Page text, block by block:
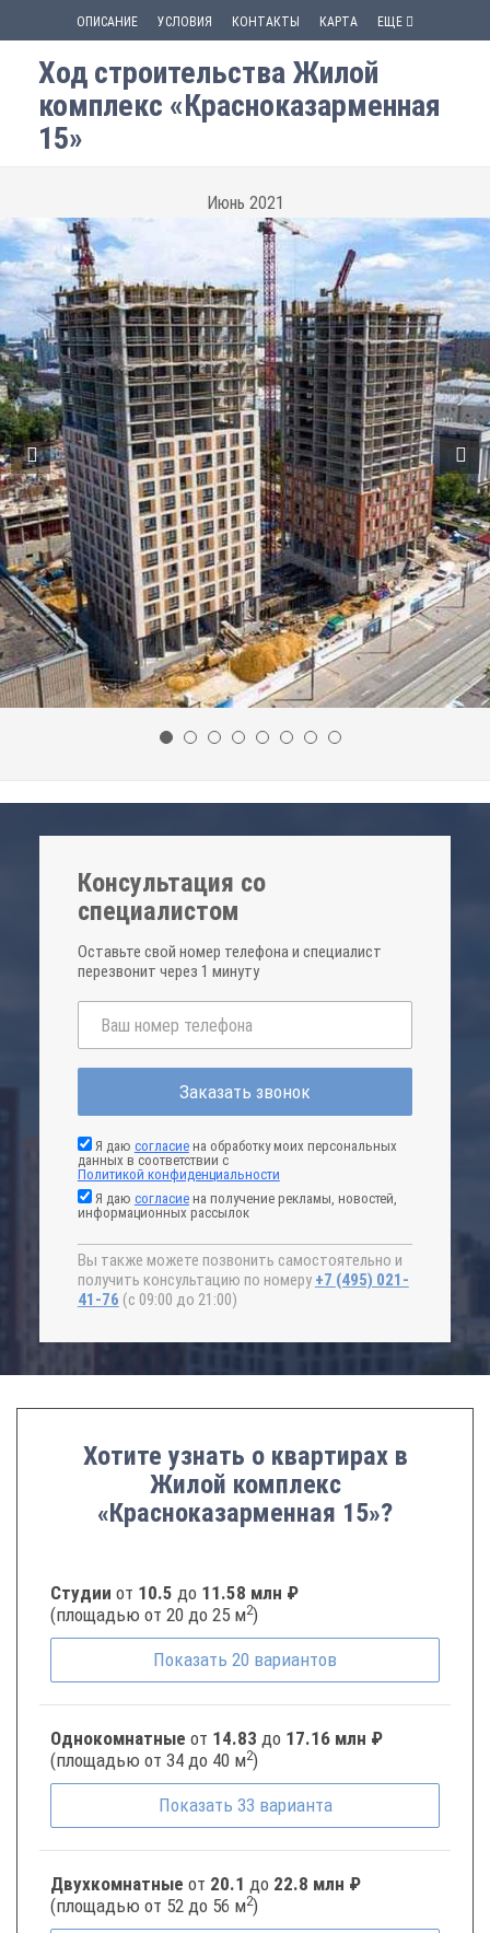
ОПИСАНИЕ УСЛОВИЯ КОНТАКТЫ КАРТА ЕЩЕ
Ход строительства Жилой
комплекс «Красноказарменная
15»
Июнь 2021
Консультация со
специалистом
Оставьте свой номер телефона и специалист
перезвонит через 1 минуту
Заказать звонок
Я даю согласиена обработку моих персональных
данных в соответствии с
Политикой конфиденциальности
Я даю согласиена получение рекламы, новостей,
информационных рассылок
Вы также можете позвонить самостоятельно и
получить консультацию по номеру +7 (495) 021-
41-76 (с 09:00 до 21:00)
Хотите узнать о квартирах в
Жилой комплекс
«Красноказарменная 15»?
Студии от 10.5 до 11.58 млн ₽
(площадью от 20 до 25 м2)
Показать 20 вариантов
Однокомнатные от 14.83 до 17.16 млн ₽
(площадью от 34 до 40 м2)
Показать 33 варианта
Двухкомнатные от 20.1 до 22.8 млн ₽
(площадью от 52 до 56 м2)